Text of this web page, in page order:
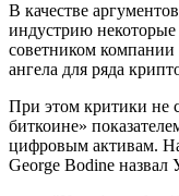
В качестве
индустрию некоторые
советником
ангела для ряда
При этом критики не
биткоине»
цифровым активам.
George Bodine назвал